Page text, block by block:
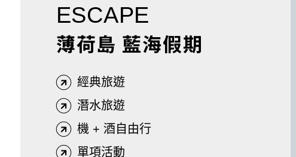
ESCAPE
薄荷島 藍海假期
經典旅遊
潛水旅遊
機 + 酒自由行
單項活動